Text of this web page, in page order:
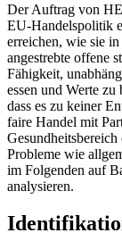
Der Auftrag von
EU-Handelspolitik
erreichen, wie sie
angestrebte offene
Fähigkeit,
essen und Werte
dass es zu keiner
faire Handel mit
Probleme wie
im Folgenden auf
analysieren.